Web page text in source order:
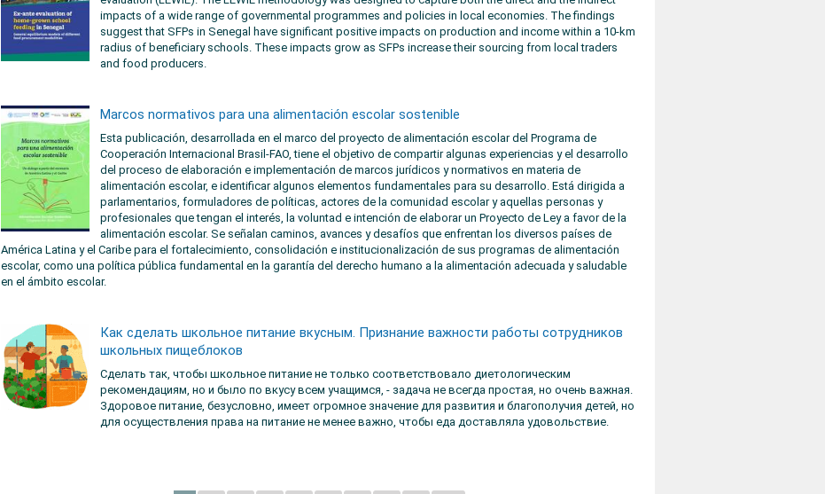
impacts of a wide range of governmental programmes and policies in local economies. The findings
suggest that SFPs in Senegal have significant positive impacts on production and income within a 10-km
radius of beneficiary schools. These impacts grow as SFPs increase their sourcing from local traders
and food producers.
Marcos normativos para una alimentación escolar sostenible
Esta publicación, desarrollada en el marco del proyecto de alimentación escolar del Programa de
Cooperación Internacional Brasil-FAO, tiene el objetivo de compartir algunas experiencias y el desarrollo
del proceso de elaboración e implementación de marcos jurídicos y normativos en materia de
alimentación escolar, e identificar algunos elementos fundamentales para su desarrollo. Está dirigida a
parlamentarios, formuladores de políticas, actores de la comunidad escolar y aquellas personas y
profesionales que tengan el interés, la voluntad e intención de elaborar un Proyecto de Ley a favor de la
alimentación escolar. Se señalan caminos, avances y desafíos que enfrentan los diversos países de
América Latina y el Caribe para el fortalecimiento, consolidación e institucionalización de sus programas de alimentación
escolar, como una política pública fundamental en la garantía del derecho humano a la alimentación adecuada y saludable
en el ámbito escolar.
Как сделать школьное питание вкусным. Признание важности работы сотрудников
школьных пищеблоков
Сделать так, чтобы школьное питание не только соответствовало диетологическим
рекомендациям, но и было по вкусу всем учащимся, - задача не всегда простая, но очень важная.
Здоровое питание, безусловно, имеет огромное значение для развития и благополучия детей, но
для осуществления права на питание не менее важно, чтобы еда доставляла удовольствие.